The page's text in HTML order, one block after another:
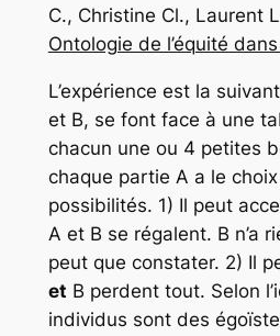
C., Christine Cl., Laurent
Ontologie de l’équité
L’expérience est la
et B, se font face à une
chacun une ou 4 petites
chaque partie A a le
possibilités. 1) Il peut
A et B se régalent. B n’a
peut que constater. 2) Il
et B perdent tout. Selon
individus sont des